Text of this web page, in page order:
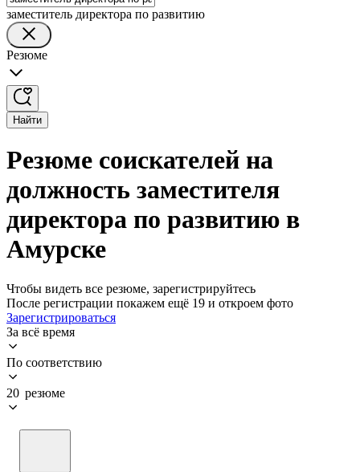
заместитель директора по развитию
Резюме
Найти
Резюме соискателей на
должность заместителя
директора по развитию в
Амурске
Чтобы видеть все резюме, зарегистрируйтесь
После регистрации покажем ещё 19 и откроем фото
Зарегистрироваться
За всё время
По соответствию
20 резюме